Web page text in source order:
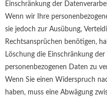
Einschränkung der
Wenn wir Ihre
sie jedoch zur Ausübung,
Rechtsansprüchen benötigen,
Löschung die Einschränkung
personenbezogenen Daten zu
Wenn Sie einen Widerspruch
haben, muss eine Abwägung